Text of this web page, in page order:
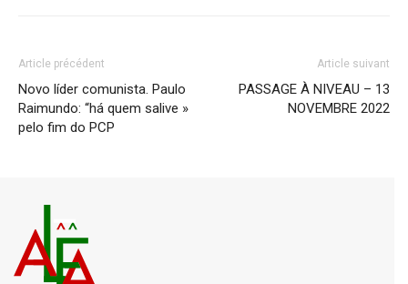
Article précédent
Novo líder comunista. Paulo
Raimundo: “há quem salive »
pelo fim do PCP
Article suivant
PASSAGE À NIVEAU – 13
NOVEMBRE 2022